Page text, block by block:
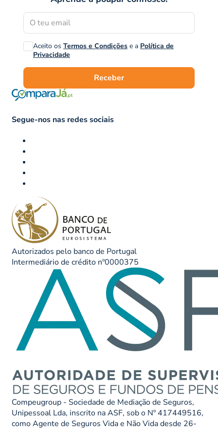
Aceito os Termos e Condições e a Política de
Privacidade
Receber
Segue-nos nas redes sociais
Autorizados pelo banco de Portugal
Intermediário de crédito nº0000375
Compeugroup - Sociedade de Mediação de Seguros,
Unipessoal Lda, inscrito na ASF, sob o Nº 417449516,
como Agente de Seguros Vida e Não Vida desde 26-